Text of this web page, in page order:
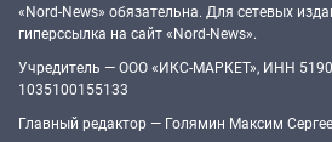
«Nord-News» обязательна. Для сетевых
гиперссылка на сайт «Nord-News».
Учредитель — ООО «ИКС-МАРКЕТ», ИНН
1035100155133
Главный редактор — Голямин Максим